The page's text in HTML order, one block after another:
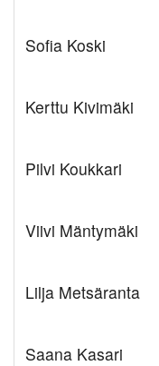
Sofia Koski
Kerttu Kivimäki
Pilvi Koukkari
Viivi Mäntymäki
Lilja Metsäranta
Saana Kasari